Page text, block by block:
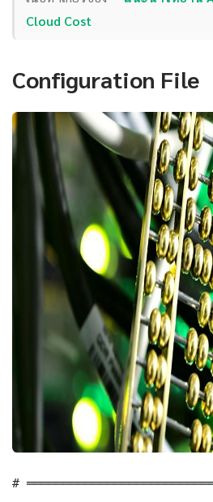
Cloud Cost
Configuration File
#